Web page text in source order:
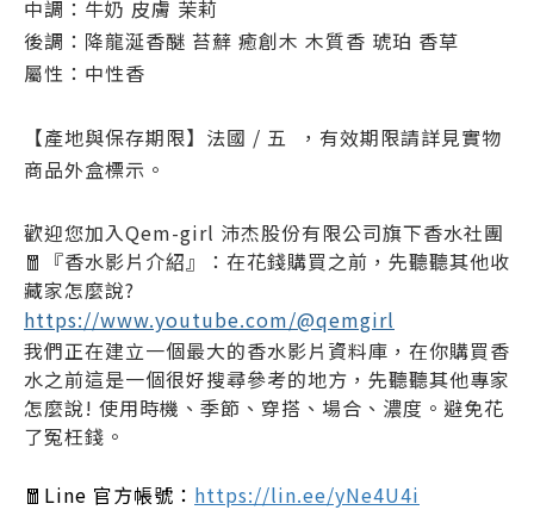
中調：牛奶 皮膚 茉莉
後調：降龍涎香醚 苔蘚 癒創木 木質香 琥珀 香草
屬性：中性香
【產地與保存期限】法國 / 五 ，有效期限請詳見實物
商品外盒標示。
歡迎您加入Qem-girl 沛杰股份有限公司旗下香水社團
🧧『香水影片介紹』：在花錢購買之前，先聽聽其他收
藏家怎麼說?
https://www.youtube.com/@qemgirl
我們正在建立一個最大的香水影片資料庫，在你購買香
水之前這是一個很好搜尋參考的地方，先聽聽其他專家
怎麼說! 使用時機、季節、穿搭、場合、濃度。避免花
了冤枉錢。
🧧Line 官方帳號： https://lin.ee/yNe4U4i